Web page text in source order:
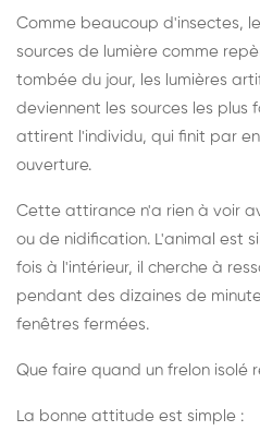
Comme beaucoup d'insectes,
sources de lumière comme
tombée du jour, les lumières
deviennent les sources les
attirent l'individu, qui finit par
ouverture.
Cette attirance n'a rien à voir
ou de nidification. L'animal est
fois à l'intérieur, il cherche à
pendant des dizaines de
fenêtres fermées.
Que faire quand un frelon isolé
La bonne attitude est simple :